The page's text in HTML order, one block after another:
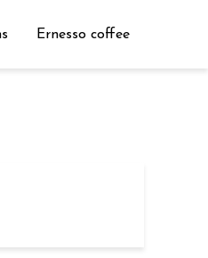
Ernesso coffee